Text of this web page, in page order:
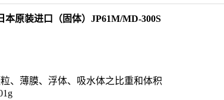
原装进口（固体） JP61M/MD-300S
、薄膜、浮体、吸水体之比重和体积